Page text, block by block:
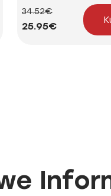
34.52€
25.95€